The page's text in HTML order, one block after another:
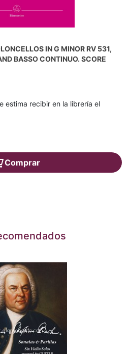
IN G MINOR RV 531,
BASSO CONTINUO. SCORE
estima recibir en la librería el
Comprar